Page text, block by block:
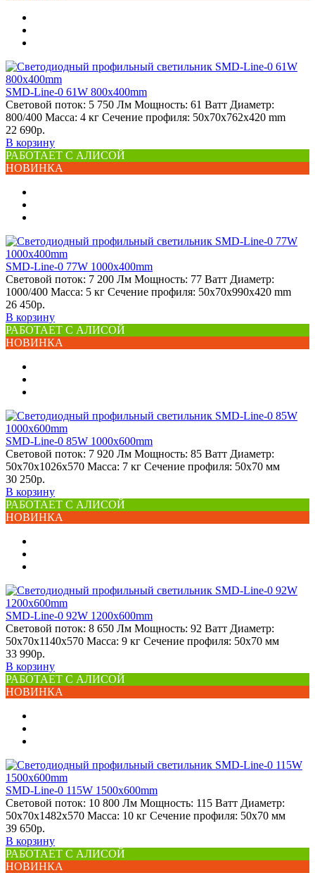
SMD-Line-0 61W 800х400mm
Световой поток: 5 750 Лм Мощность: 61 Ватт Диаметр:
800/400 Масса: 4 кг Сечение профиля: 50х70х762х420 mm
22 690р.
В корзину
РАБОТАЕТ С АЛИСОЙ
НОВИНКА
SMD-Line-0 77W 1000х400mm
Световой поток: 7 200 Лм Мощность: 77 Ватт Диаметр:
1000/400 Масса: 5 кг Сечение профиля: 50х70х990х420 mm
26 450р.
В корзину
РАБОТАЕТ С АЛИСОЙ
НОВИНКА
SMD-Line-0 85W 1000х600mm
Световой поток: 7 920 Лм Мощность: 85 Ватт Диаметр:
50х70х1026х570 Масса: 7 кг Сечение профиля: 50х70 мм
30 250р.
В корзину
РАБОТАЕТ С АЛИСОЙ
НОВИНКА
SMD-Line-0 92W 1200х600mm
Световой поток: 8 650 Лм Мощность: 92 Ватт Диаметр:
50х70х1140х570 Масса: 9 кг Сечение профиля: 50х70 мм
33 990р.
В корзину
РАБОТАЕТ С АЛИСОЙ
НОВИНКА
SMD-Line-0 115W 1500х600mm
Световой поток: 10 800 Лм Мощность: 115 Ватт Диаметр:
50х70х1482х570 Масса: 10 кг Сечение профиля: 50х70 мм
39 650р.
В корзину
РАБОТАЕТ С АЛИСОЙ
НОВИНКА